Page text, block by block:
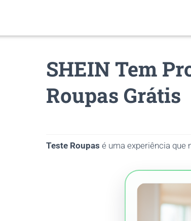
SHEIN Tem
Roupas Grátis
Teste Roupas é uma experiência que